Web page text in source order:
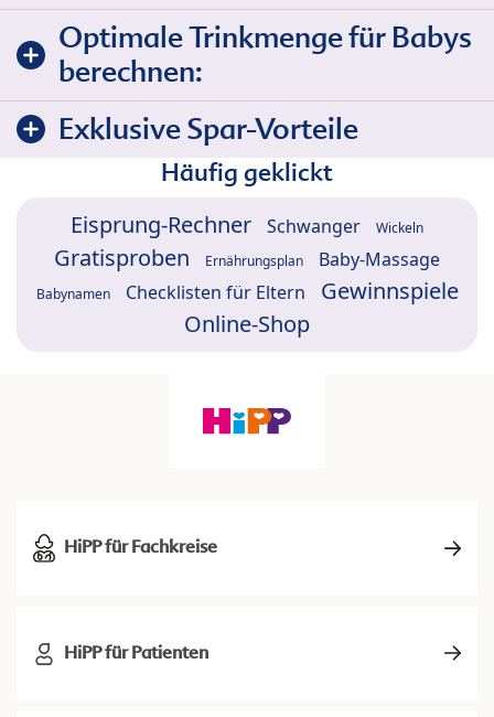
Optimale Trinkmenge für Babys
berechnen:
Exklusive Spar-Vorteile
Häufig geklickt
Eisprung-Rechner Schwanger Wickeln
Gratisproben Ernährungsplan Baby-Massage
Babynamen Checklisten für Eltern
Gewinnspiele
Online-Shop
HiPP für Fachkreise
HiPP für Patienten